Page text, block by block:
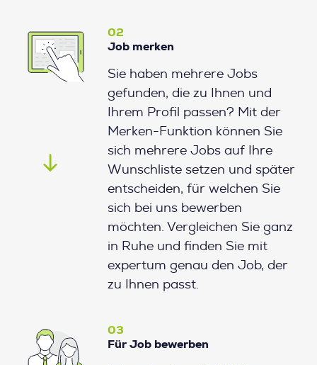
02
Job merken
Sie haben mehrere Jobs
gefunden, die zu Ihnen und
Ihrem Profil passen? Mit der
Merken-Funktion können Sie
sich mehrere Jobs auf Ihre
Wunschliste setzen und später
entscheiden, für welchen Sie
sich bei uns bewerben
möchten. Vergleichen Sie ganz
in Ruhe und finden Sie mit
expertum genau den Job, der
zu Ihnen passt.
03
Für Job bewerben